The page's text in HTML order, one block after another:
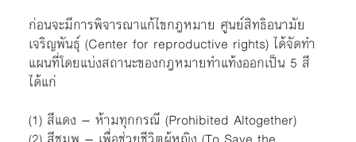
ก่อนจะมีการพิจารณาแก้ไขกฎหมาย ศูนย์สิทธิอนามัย
เจริญพันธุ์ (Center for reproductive rights) ได้จัดทำ
แผนที่โดยแบ่งสถานะของกฎหมายทำแท้งออกเป็น 5 สี
ได้แก่
(1) สีแดง – ห้ามทุกกรณี (Prohibited Altogether)